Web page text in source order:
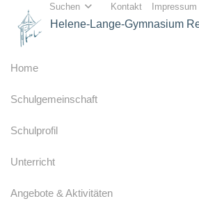
Suchen Kontakt
Helene-Lange-Gymnasium
Home
Schulgemeinschaft
Schulprofil
Unterricht
Angebote & Aktivitäten
Elternabend E b + E c +